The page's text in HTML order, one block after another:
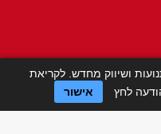
Click
ושיווק מחדש. לקריאת
לחץ אישור